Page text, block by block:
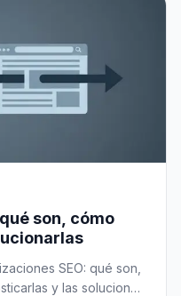
son, cómo
SEO: qué son,
y las soluciones